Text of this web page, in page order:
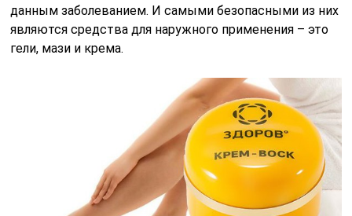
данным заболеванием. И самыми безопасными из них
являются средства для наружного применения – это
гели, мази и крема.